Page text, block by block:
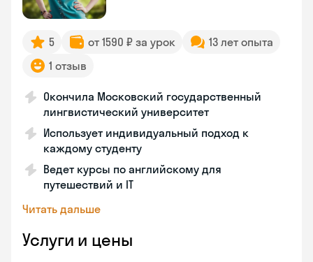
5 от 1590 ₽ за урок
13 лет опыта
1 отзыв
Окончила Московский государственный
лингвистический университет
Использует индивидуальный подход к
каждому студенту
Ведет курсы по английскому для
путешествий и IT
Читать дальше
Услуги и цены